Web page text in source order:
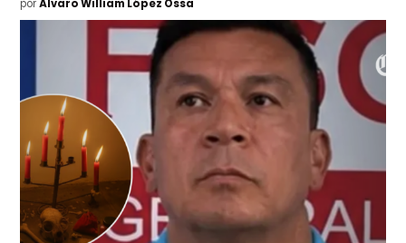
por Álvaro William López Ossa